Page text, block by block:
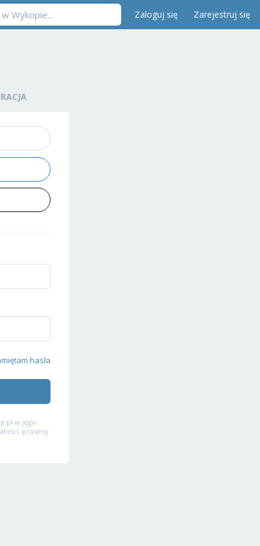
Zaloguj się Zarejestruj się
hasła
w jego
prosimy